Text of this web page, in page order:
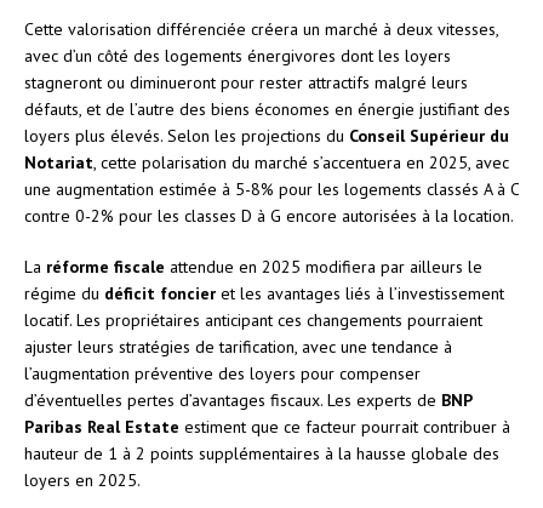
Cette valorisation différenciée créera un marché à deux vitesses,
avec d’un côté des logements énergivores dont les loyers
stagneront ou diminueront pour rester attractifs malgré leurs
défauts, et de l’autre des biens économes en énergie justifiant des
loyers plus élevés. Selon les projections du Conseil Supérieur du
Notariat , cette polarisation du marché s’accentuera en 2025, avec
une augmentation estimée à 5-8% pour les logements classés A à C
contre 0-2% pour les classes D à G encore autorisées à la location.
La réforme fiscale attendue en 2025 modifiera par ailleurs le
régime du déficit foncier et les avantages liés à l’investissement
locatif. Les propriétaires anticipant ces changements pourraient
ajuster leurs stratégies de tarification, avec une tendance à
l’augmentation préventive des loyers pour compenser
d’éventuelles pertes d’avantages fiscaux. Les experts de BNP
Paribas Real Estate estiment que ce facteur pourrait contribuer à
hauteur de 1 à 2 points supplémentaires à la hausse globale des
loyers en 2025.